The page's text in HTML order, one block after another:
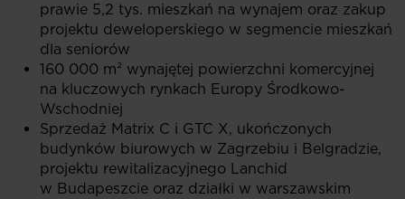
prawie 5,2 tys. mieszkań na wynajem oraz zakup
projektu deweloperskiego w segmencie mieszkań
dla seniorów
160 000 m² wynajętej powierzchni komercyjnej
na kluczowych rynkach Europy Środkowo-
Wschodniej
Sprzedaż Matrix C i GTC X, ukończonych
budynków biurowych w Zagrzebiu i Belgradzie,
projektu rewitalizacyjnego Lanchid
w Budapeszcie oraz działki w warszawskim